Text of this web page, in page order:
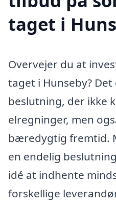
taget i
Overvejer du at
taget i Hunseby? Det
beslutning, der ikke
elregninger, men
bæredygtig fremtid.
en endelig
idé at indhente
forskellige